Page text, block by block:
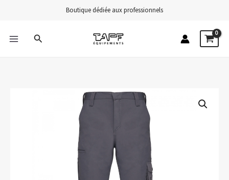
Boutique dédiée aux professionnels
Rechercher